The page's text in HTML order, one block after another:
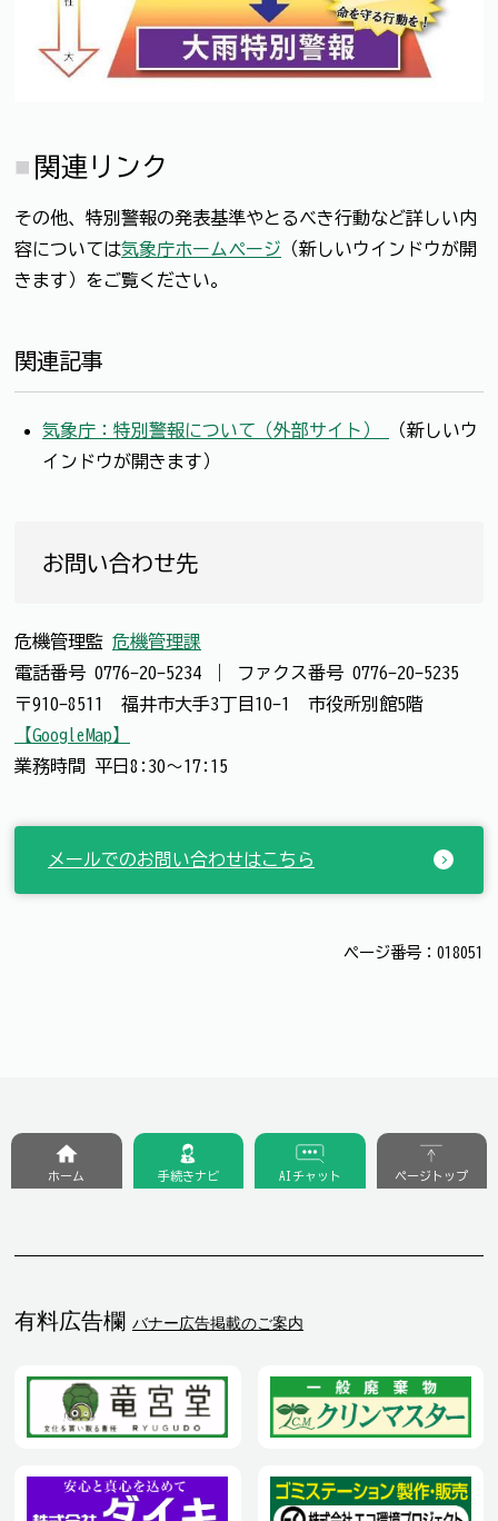
関連リンク
その他、特別警報の発表基準やとるべき行動など詳しい内
容については気象庁ホームページ （新しいウインドウが開
きます）をご覧ください。
関連記事
気象庁：特別警報について（外部サイト）
（新しいウ
インドウが開きます）
お問い合わせ先
危機管理監 危機管理課
電話番号 0776-20-5234 ファクス番号 0776-20-5235
〒910-8511 福井市大手3丁目10-1 市役所別館5階
【GoogleMap】
業務時間 平日8:30～17:15
メールでのお問い合わせはこちら
ページ番号：018051
有料広告欄 バナー広告掲載のご案内
ホーム 手続きナビ AIチャット ページトップ